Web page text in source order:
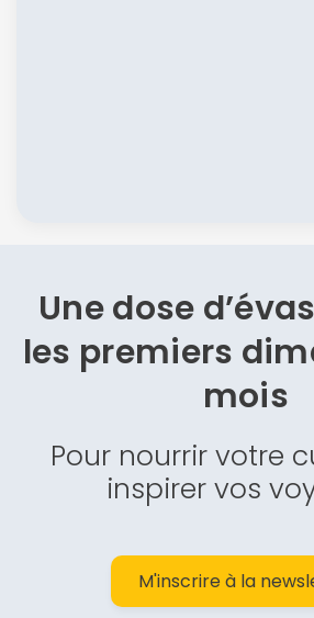
Une dose
les premiers
mois
Pour nourrir votre
inspirer vos
M'inscrire à la